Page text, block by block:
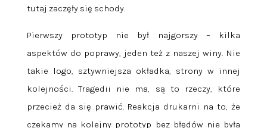
tutaj zaczęły się schody.
Pierwszy prototyp nie był najgorszy – kilka
aspektów do poprawy, jeden też z naszej winy. Nie
takie logo, sztywniejsza okładka, strony w innej
kolejności. Tragedii nie ma, są to rzeczy, które
przecież da się prawić. Reakcja drukarni na to, że
czekamy na kolejny prototyp bez błędów nie była